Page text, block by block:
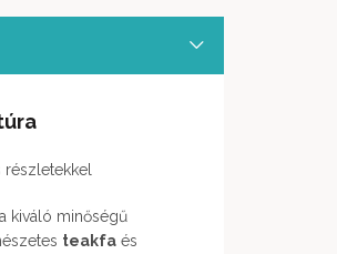
kiváló minőségű
teakfa és